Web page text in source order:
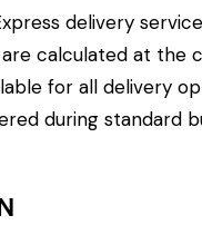
delivery
calculated at the
for all delivery
during standard